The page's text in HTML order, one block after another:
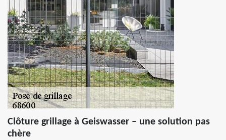
Clôture grillage à Geiswasser – une solution pas
chère